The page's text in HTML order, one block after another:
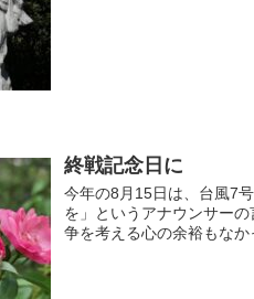
終戦記念日に
今年の8月15日は、台風7
を」というアナウンサー
争を考える心の余裕もな